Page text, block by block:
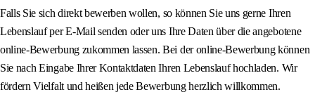
Falls Sie sich direkt bewerben wollen, so können Sie uns gerne Ihren
Lebenslauf per E-Mail senden oder uns Ihre Daten über die angebotene
online-Bewerbung zukommen lassen. Bei der online-Bewerbung können
Sie nach Eingabe Ihrer Kontaktdaten Ihren Lebenslauf hochladen. Wir
fördern Vielfalt und heißen jede Bewerbung herzlich willkommen.